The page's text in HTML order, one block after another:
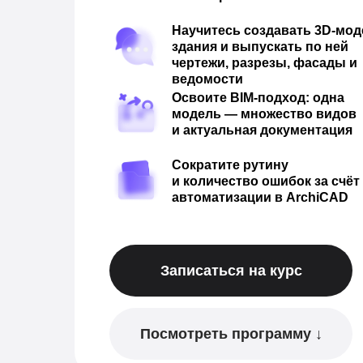
Освоите BIM-подход: одна
модель — множество видов
и актуальная документация
Сократите рутину
и количество ошибок за счёт
автоматизации в ArchiCAD
Научитесь создавать 3D-
здания и выпускать по ней
чертежи, разрезы, фасады и
ведомости
Записаться на курс
Посмотреть программу ↓